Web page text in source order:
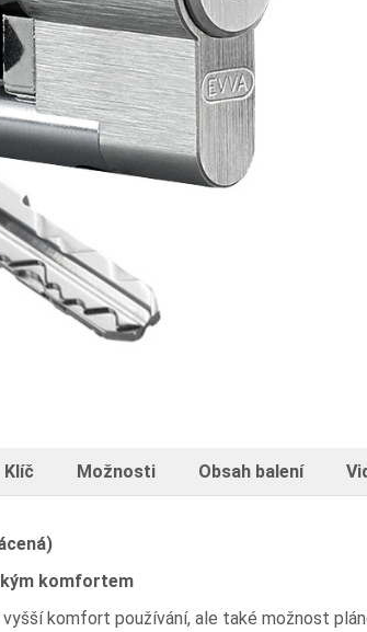
Klíč Možnosti Obsah balení
komfortem
komfort používání, ale také možnost